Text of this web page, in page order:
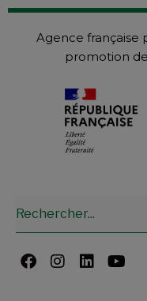
Agence
promotion